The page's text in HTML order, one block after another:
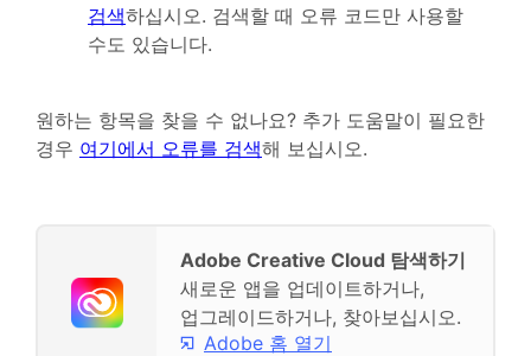
검색하십시오. 검색할 때 오류 코드만 사용할
수도 있습니다.
원하는 항목을 찾을 수 없나요? 추가 도움말이 필요한
경우 여기에서 오류를 검색해 보십시오.
Adobe Creative Cloud 탐색하기
새로운 앱을 업데이트하거나,
업그레이드하거나, 찾아보십시오.
Adobe 홈 열기